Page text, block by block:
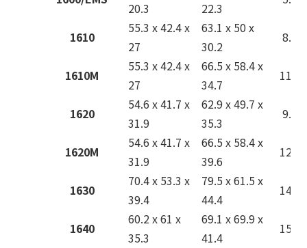
20.3
22.3
1610
55.3 x 42.4 x
27
63.1 x 50 x
30.2
8.8
1610M
55.3 x 42.4 x
27
66.5 x 58.4 x
34.7
11.9
1620
54.6 x 41.7 x
31.9
62.9 x 49.7 x
35.3
9.6
1620M
54.6 x 41.7 x
31.9
66.5 x 58.4 x
39.6
12.7
1630
70.4 x 53.3 x
39.4
79.5 x 61.5 x
44.4
14.0
1640
60.2 x 61 x
35.3
69.1 x 69.9 x
41.4
15.4